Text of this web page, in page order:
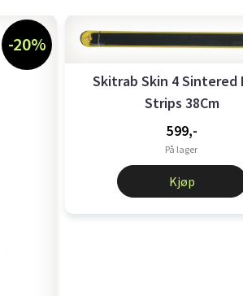
-20%
Skitrab Skin 4 Sintered
Strips 38Cm
599,-
På lager
Kjøp